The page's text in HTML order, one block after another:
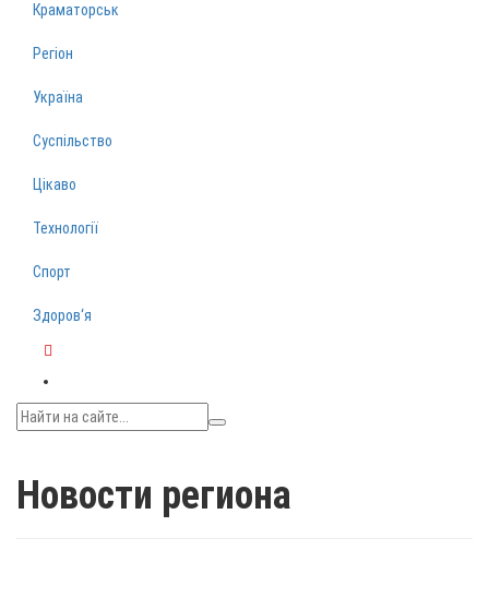
Краматорськ
Регіон
Україна
Суспільство
Цікаво
Технології
Спорт
Здоров‘я
Новости региона